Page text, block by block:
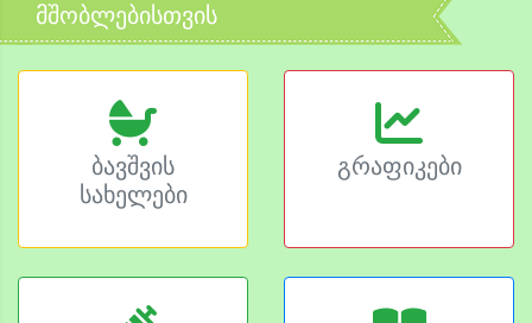
მშობლებისთვის
ბავშვის
სახელები
გრაფიკები